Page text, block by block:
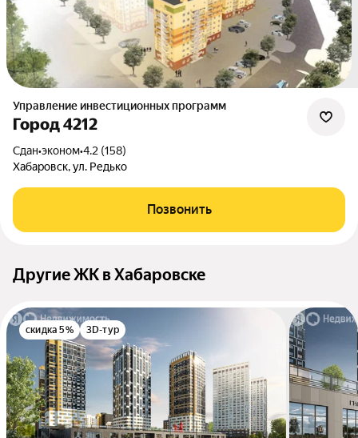
Управление инвестиционных программ
Город 4212
Сдан•эконом•4.2 (158)
Хабаровск, ул. Редько
Позвонить
Другие ЖК в Хабаровске
скидка 5% 3D-тур